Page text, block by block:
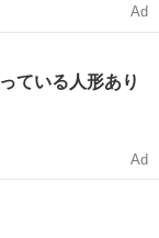
Ad
ている人形あり
Ad